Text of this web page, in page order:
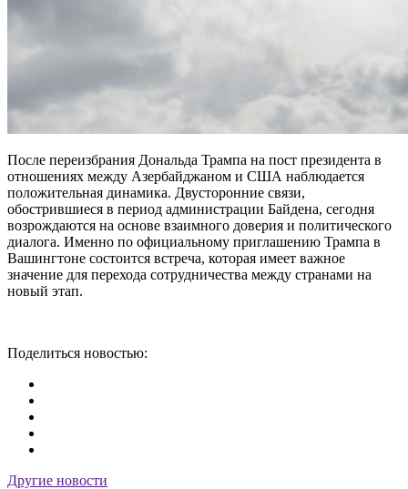
После переизбрания Дональда Трампа на пост президента в
отношениях между Азербайджаном и США наблюдается
положительная динамика. Двусторонние связи,
обострившиеся в период администрации Байдена, сегодня
возрождаются на основе взаимного доверия и политического
диалога. Именно по официальному приглашению Трампа в
Вашингтоне состоится встреча, которая имеет важное
значение для перехода сотрудничества между странами на
новый этап.
Поделиться новостью:
Другие новости